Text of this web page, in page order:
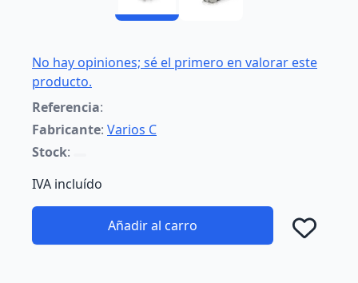
No hay opiniones; sé el primero en valorar este
producto.
Referencia:
Fabricante: Varios C
Stock:
IVA incluído
Añadir al carro